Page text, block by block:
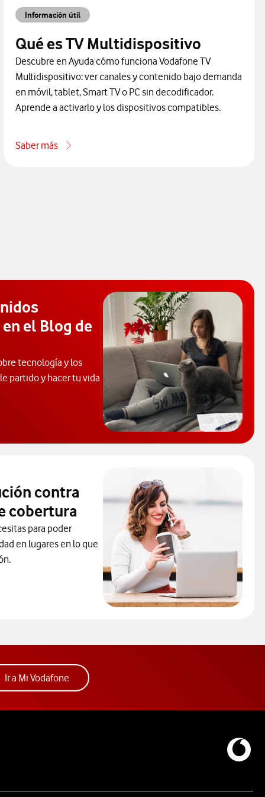
Información útil
Qué es TV Multidispositivo
Descubre en Ayuda cómo funciona Vodafone TV
Multidispositivo: ver canales y contenido bajo demanda
en móvil, tablet, Smart TV o PC sin decodificador.
Aprende a activarlo y los dispositivos compatibles.
Saber más
acerca de Qué es TV Multidispositivo
el Blog de
tecnología y los
partido y hacer tu vida
Ayuda. Abrir ventana modal
contra
cobertura
para poder
en lugares en lo que
la solución contra los problemas de cobertura.Abre ventana
Ir a Mi VodafoneAcceder a la app Mi Vodafone. Abre ventana